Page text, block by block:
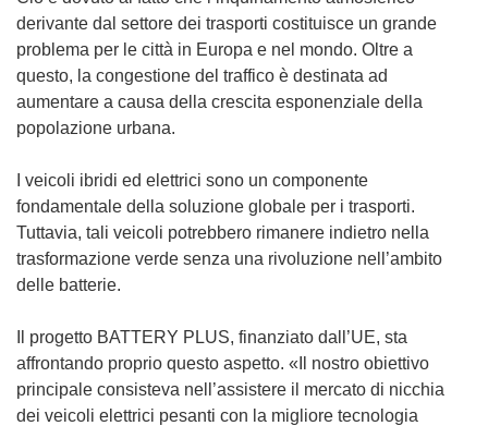
r
e
i
n
a
n
u
o
f
i
n
e
derivante dal settore dei trasporti costituisce un grande
problema per le città in Europa e nel mondo. Oltre a
questo, la congestione del traffico è destinata ad
aumentare a causa della crescita esponenziale della
popolazione urbana.
I veicoli ibridi ed elettrici sono un componente
fondamentale della soluzione globale per i trasporti.
Tuttavia, tali veicoli potrebbero rimanere indietro nella
trasformazione verde senza una rivoluzione nell’ambito
delle batterie.
Il progetto BATTERY PLUS, finanziato dall’UE, sta
affrontando proprio questo aspetto. «Il nostro obiettivo
principale consisteva nell’assistere il mercato di nicchia
dei veicoli elettrici pesanti con la migliore tecnologia